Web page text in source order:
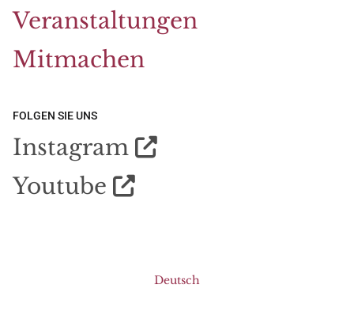
Veranstaltungen
Mitmachen
FOLGEN SIE UNS
Instagram 
Youtube 
Deutsch